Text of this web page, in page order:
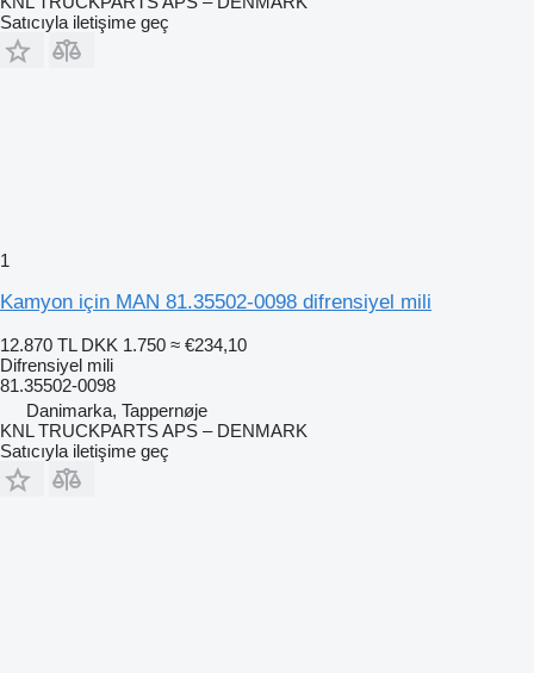
Satıcıyla iletişime geç
1
Kamyon için MAN 81.35502-0098 difrensiyel mili
12.870 TL DKK 1.750 ≈ €234,10
Difrensiyel mili
81.35502-0098
Danimarka, Tappernøje
KNL TRUCKPARTS APS – DENMARK
Satıcıyla iletişime geç